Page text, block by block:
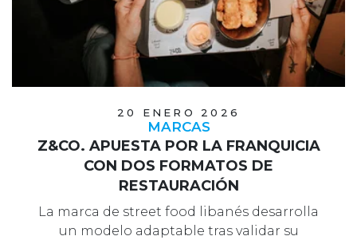
20 ENERO 2026
MARCAS
Z&CO. APUESTA POR LA FRANQUICIA
CON DOS FORMATOS DE
RESTAURACIÓN
La marca de street food libanés desarrolla
un modelo adaptable tras validar su